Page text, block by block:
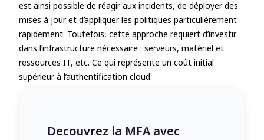
est ainsi possible de réagir aux incidents, de déployer des
mises à jour et d’appliquer les politiques particulièrement
rapidement. Toutefois, cette approche requiert d’investir
dans l’infrastructure nécessaire : serveurs, matériel et
ressources IT, etc. Ce qui représente un coût initial
supérieur à l’authentification cloud.
Decouvrez la MFA avec